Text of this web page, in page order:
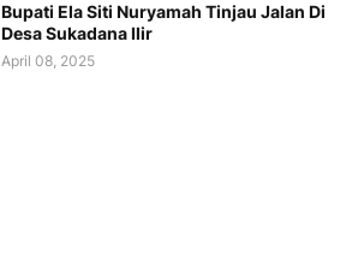
Bupati Ela Siti Nuryamah Tinjau Jalan Di
Desa Sukadana Ilir
April 08, 2025